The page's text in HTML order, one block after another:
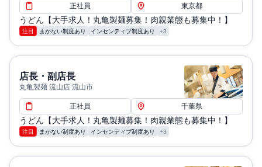
正社員 東京都
うどん【大手求人！丸亀製麺募集！肉親業態も募集中！】
注目 まかない制度あり インセンティブ制度あり +3
店長・副店長
丸亀製麺 流山店 流山市
正社員 千葉県
うどん【大手求人！丸亀製麺募集！肉親業態も募集中！】
注目 まかない制度あり インセンティブ制度あり +3